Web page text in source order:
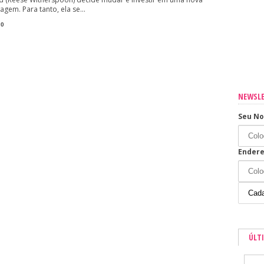
casaPara tanto, ela se...
0
Seu